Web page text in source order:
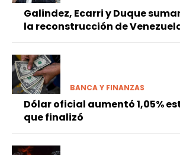
Galindez, Ecarri y Duque
la reconstrucción de
BANCA Y FINANZAS
Dólar oficial aumentó 1,05%
que finalizó